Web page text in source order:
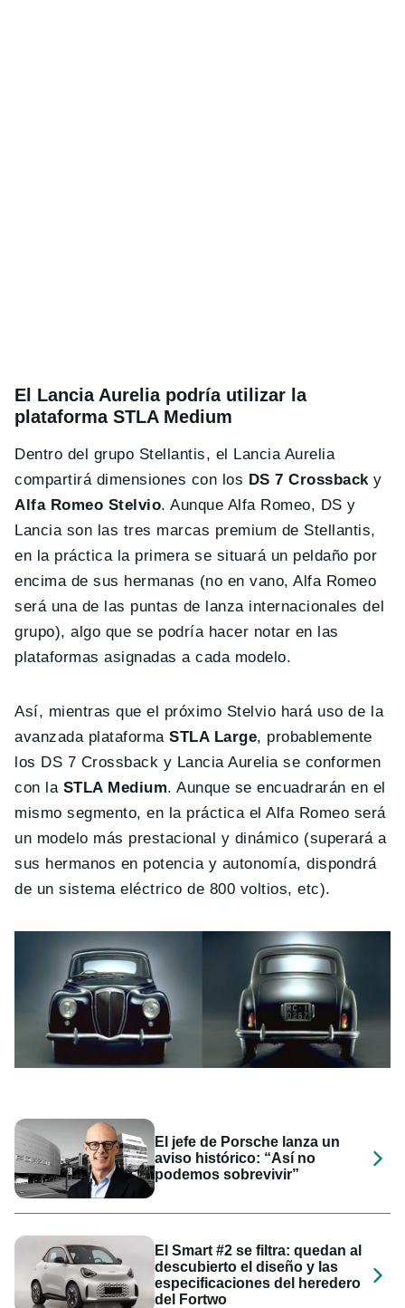
El Lancia Aurelia podría utilizar la
plataforma STLA Medium
Dentro del grupo Stellantis, el Lancia Aurelia
compartirá dimensiones con los DS 7 Crossback y
Alfa Romeo Stelvio. Aunque Alfa Romeo, DS y
Lancia son las tres marcas premium de Stellantis,
en la práctica la primera se situará un peldaño por
encima de sus hermanas (no en vano, Alfa Romeo
será una de las puntas de lanza internacionales del
grupo), algo que se podría hacer notar en las
plataformas asignadas a cada modelo.
Así, mientras que el próximo Stelvio hará uso de la
avanzada plataformaSTLA Large, probablemente
los DS 7 Crossback y Lancia Aurelia se conformen
con la STLA Medium. Aunque se encuadrarán en el
mismo segmento, en la práctica el Alfa Romeo será
un modelo más prestacional y dinámico (superará a
sus hermanos en potencia y autonomía, dispondrá
de un sistema eléctrico de 800 voltios, etc).
El jefe de Porsche lanza un
aviso histórico: “Así no
podemos sobrevivir”
El Smart #2 se filtra: quedan al
descubierto el diseño y las
especificaciones del heredero
del Fortwo